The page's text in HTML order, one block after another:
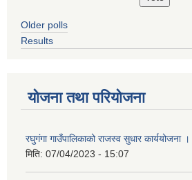
Older polls
Results
योजना तथा परियोजना
रघुगंगा गाउँपालिकाको राजस्व सुधार कार्ययोजना ।
मिति: 07/04/2023 - 15:07